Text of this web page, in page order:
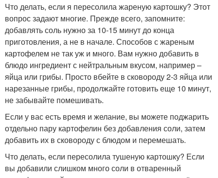
Что делать, если я пересолила жареную картошку? Этот
вопрос задают многие. Прежде всего, запомните:
добавлять соль нужно за 10-15 минут до конца
приготовления, а не в начале. Способов с жареным
картофелем не так уж и много. Вам нужно добавить в
блюдо ингредиент с нейтральным вкусом, например –
яйца или грибы. Просто вбейте в сковороду 2-3 яйца или
нарезанные грибы, продолжайте готовить еще 10 минут,
не забывайте помешивать.
Если у вас есть время и желание, вы можете поджарить
отдельно пару картофелин без добавления соли, затем
добавить их в сковороду с блюдом и перемешать.
Что делать, если пересолила тушеную картошку? Если
вы добавили слишком много соли в отваренный